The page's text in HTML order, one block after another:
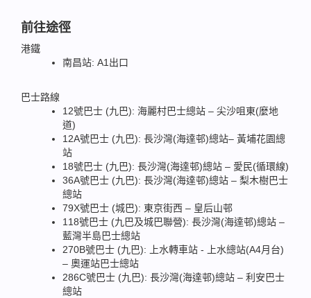
前往途徑
港鐵
南昌站: A1出口
巴士路線
12號巴士 (九巴): 海麗村巴士總站 – 尖沙咀東(麼地
道)
12A號巴士 (九巴): 長沙灣(海達邨)總站– 黃埔花園總
站
18號巴士 (九巴): 長沙灣(海達邨)總站 – 愛民(循環線)
36A號巴士 (九巴): 長沙灣(海達邨)總站 – 梨木樹巴士
總站
79X號巴士 (城巴): 東京街西 – 皇后山邨
118號巴士 (九巴及城巴聯營): 長沙灣(海達邨)總站 –
藍灣半島巴士總站
270B號巴士 (九巴): 上水轉車站 - 上水總站(A4月台)
– 奧運站巴士總站
286C號巴士 (九巴): 長沙灣(海達邨)總站 – 利安巴士
總站